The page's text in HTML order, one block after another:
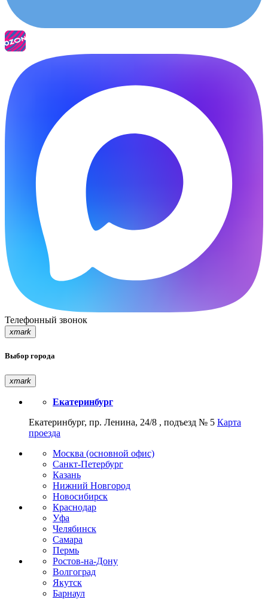
Телефонный звонок
xmark
Выбор города
xmark
Екатеринбург
Екатеринбург, пр. Ленина, 24/8 , подъезд № 5 Карта
проезда
Москва (основной офис)
Санкт-Петербург
Казань
Нижний Новгород
Новосибирск
Краснодар
Уфа
Челябинск
Самара
Пермь
Ростов-на-Дону
Волгоград
Якутск
Барнаул